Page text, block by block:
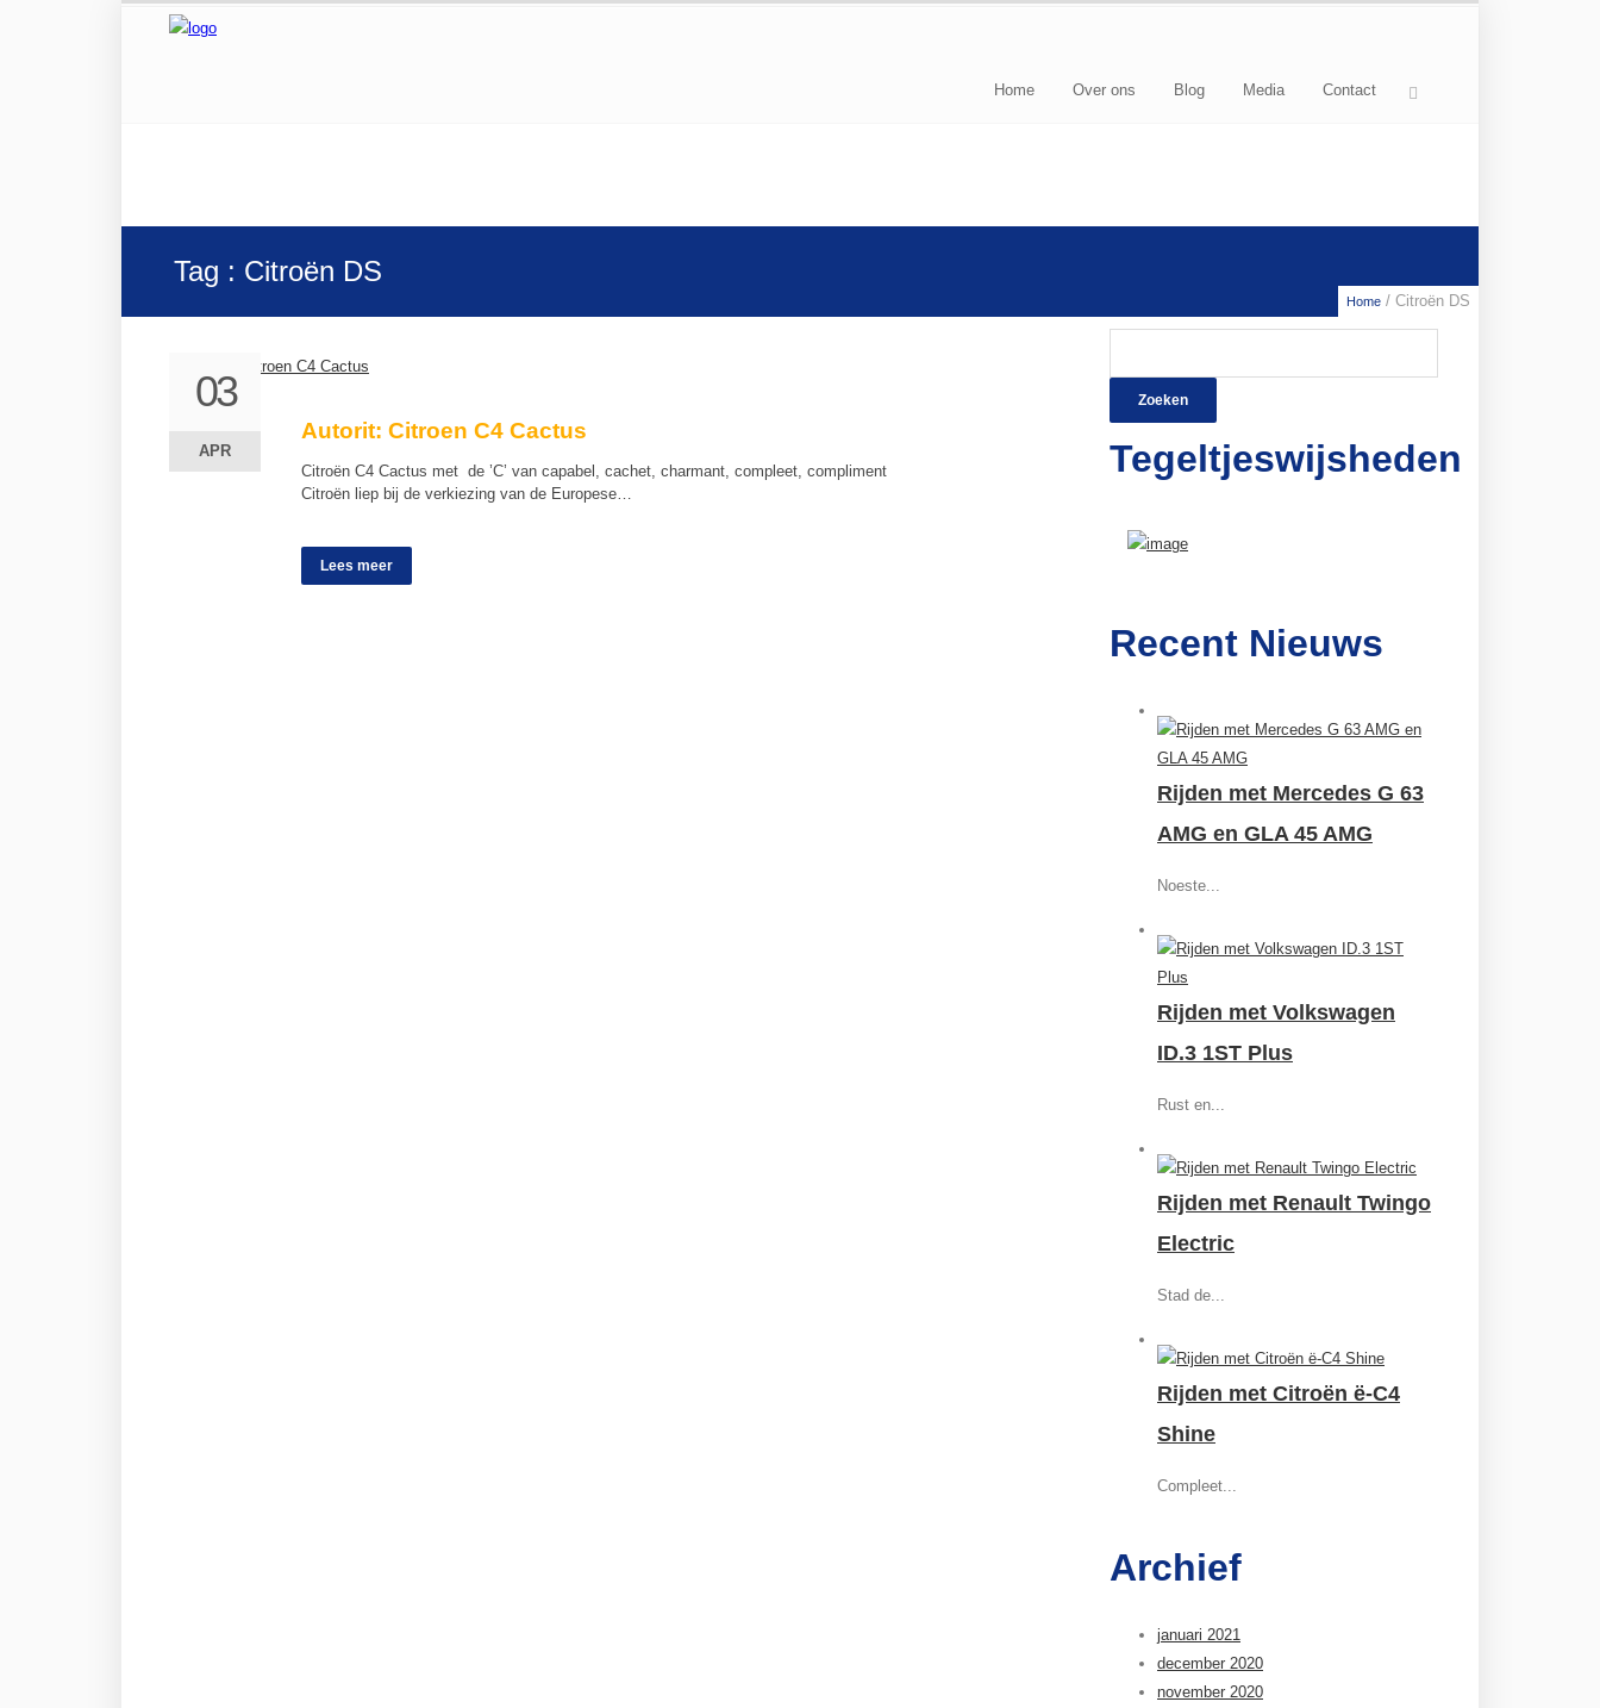
Home Over ons Blog Media Contact
Home / Citroën DS
Tag : Citroën DS
Autorit: Citroen C4 Cactus
Citroën C4 Cactus met de ’C’ van capabel, cachet, charmant, compleet, compliment
Citroën liep bij de verkiezing van de Europese…
Lees meer
03
APR
03
APR Tegeltjeswijsheden
Recent Nieuws
Rijden met Mercedes G 63
AMG en GLA 45 AMG
Noeste...
Rijden met Volkswagen
ID.3 1ST Plus
Rust en...
Rijden met Renault Twingo
Electric
Stad de...
Rijden met Citroën ë-C4
Shine
Compleet...
Archief
januari 2021
december 2020
november 2020